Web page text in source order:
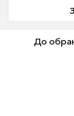
До